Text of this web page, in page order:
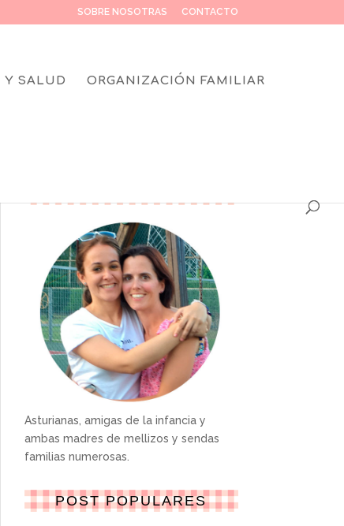
SOBRE NOSOTRAS CONTACTO
Y SALUD ORGANIZACIÓN FAMILIAR
Asturianas, amigas de la infancia y
ambas madres de mellizos y sendas
familias numerosas.
POST POPULARES